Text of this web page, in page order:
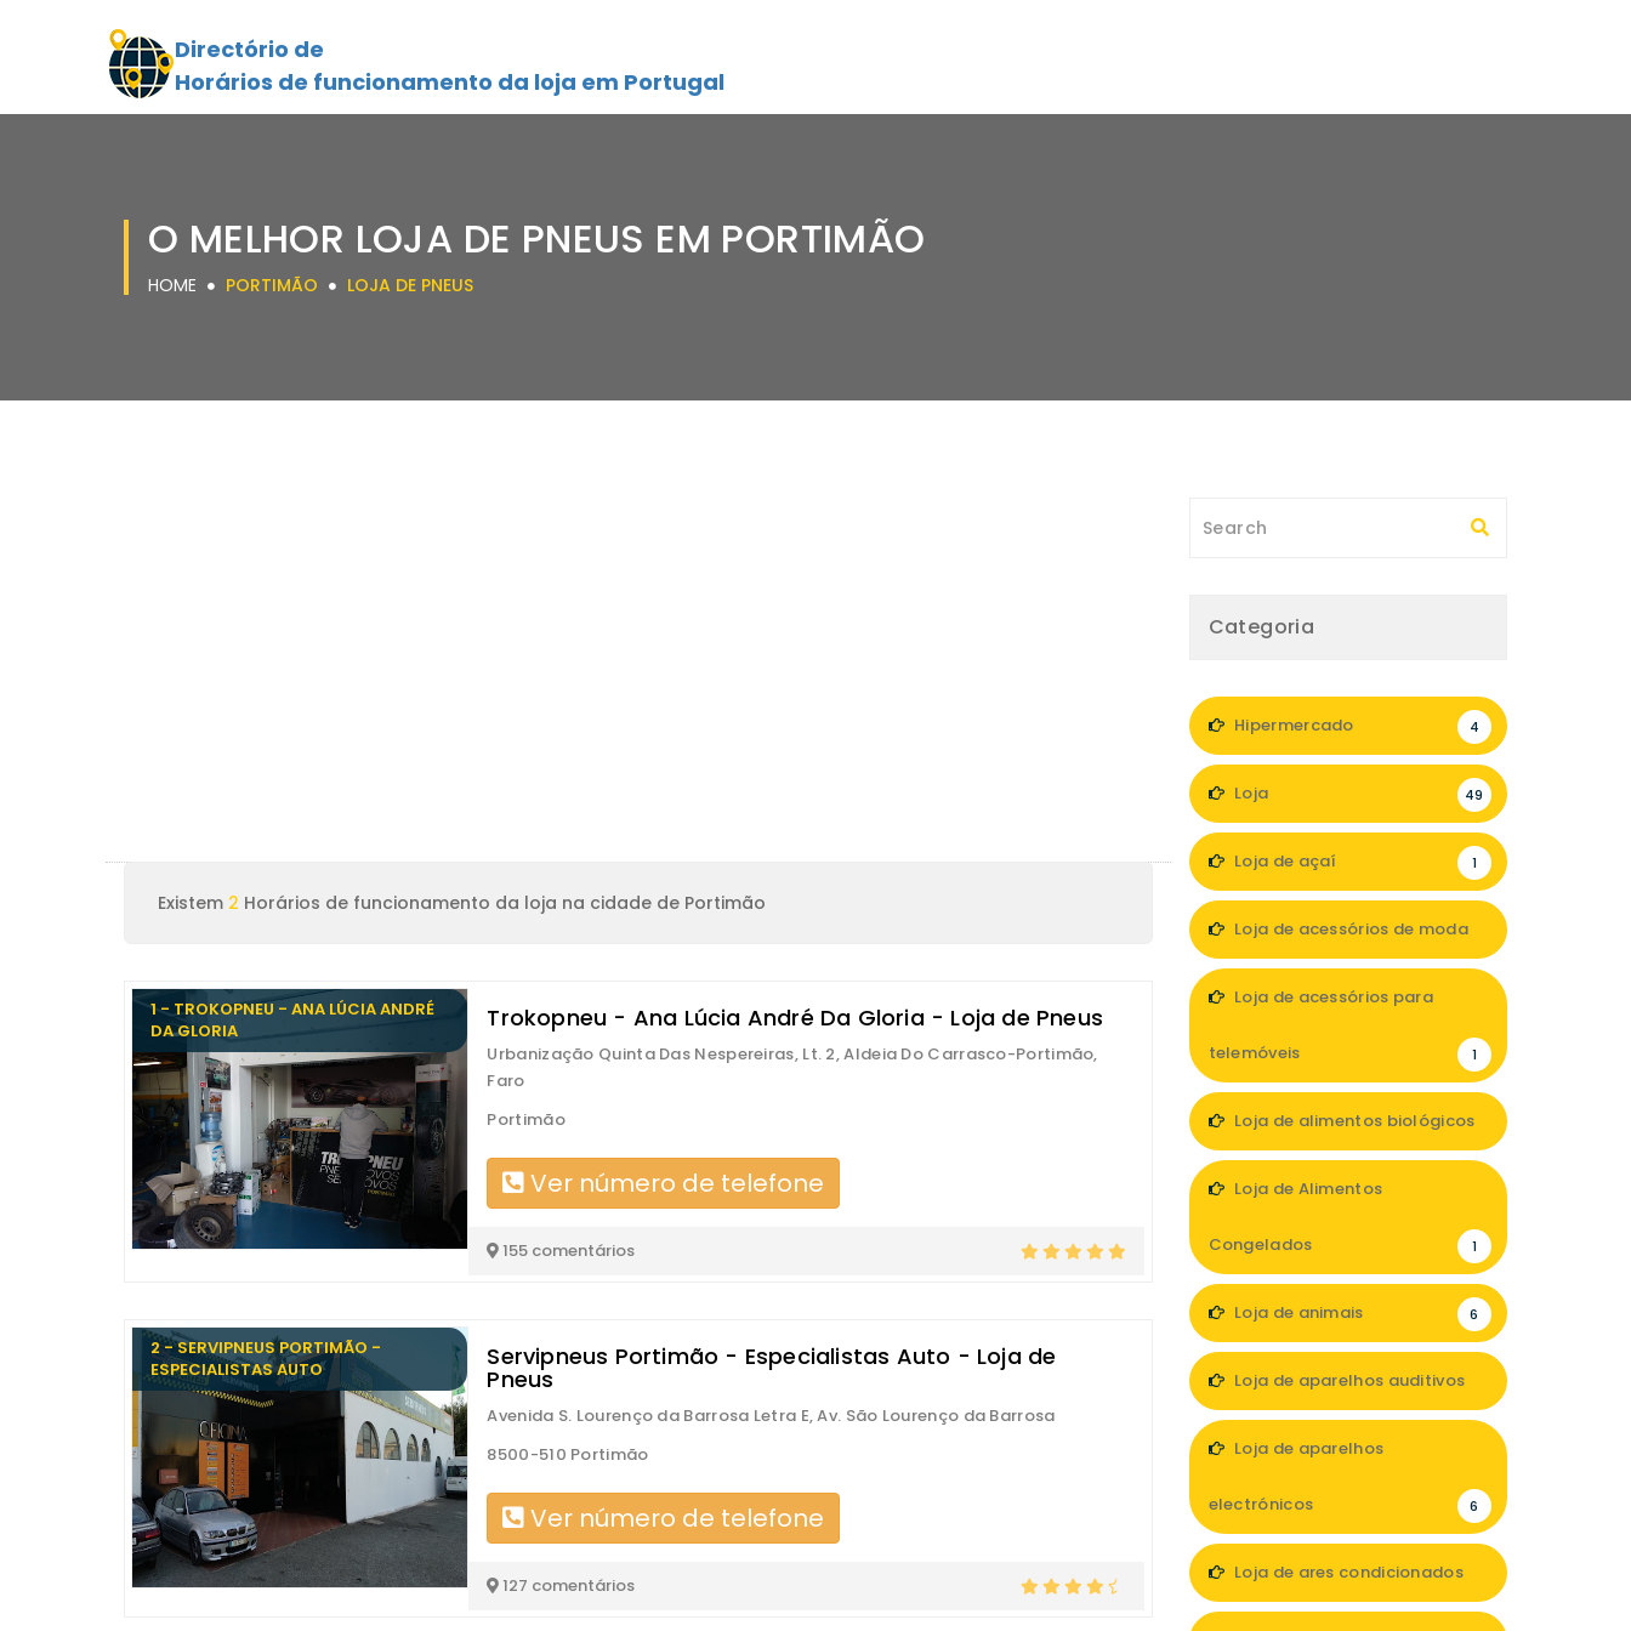
Directório de
Horários de funcionamento da loja em Portugal
O MELHOR LOJA DE PNEUS EM PORTIMÃO
HOME PORTIMÃO LOJA DE PNEUS
Existem 2 Horários de funcionamento da loja na cidade de Portimão
1 - TROKOPNEU - ANA LÚCIA ANDRÉ
DA GLORIA
Trokopneu - Ana Lúcia André Da Gloria - Loja de Pneus
Urbanização Quinta Das Nespereiras, Lt. 2, Aldeia Do Carrasco-Portimão,
Faro
Portimão
Ver número de telefone
155 comentários
2 - SERVIPNEUS PORTIMÃO -
ESPECIALISTAS AUTO
Servipneus Portimão - Especialistas Auto - Loja de
Pneus
Avenida S. Lourenço da Barrosa Letra E, Av. São Lourenço da Barrosa
8500-510 Portimão
Ver número de telefone
127 comentários
Categoria
Hipermercado 4
Loja 49
Loja de açaí 1
Loja de acessórios de moda
Loja de acessórios para
telemóveis 1
Loja de alimentos biológicos
Loja de Alimentos
Congelados 1
Loja de animais 6
Loja de aparelhos auditivos
Loja de aparelhos
electrónicos 6
Loja de ares condicionados